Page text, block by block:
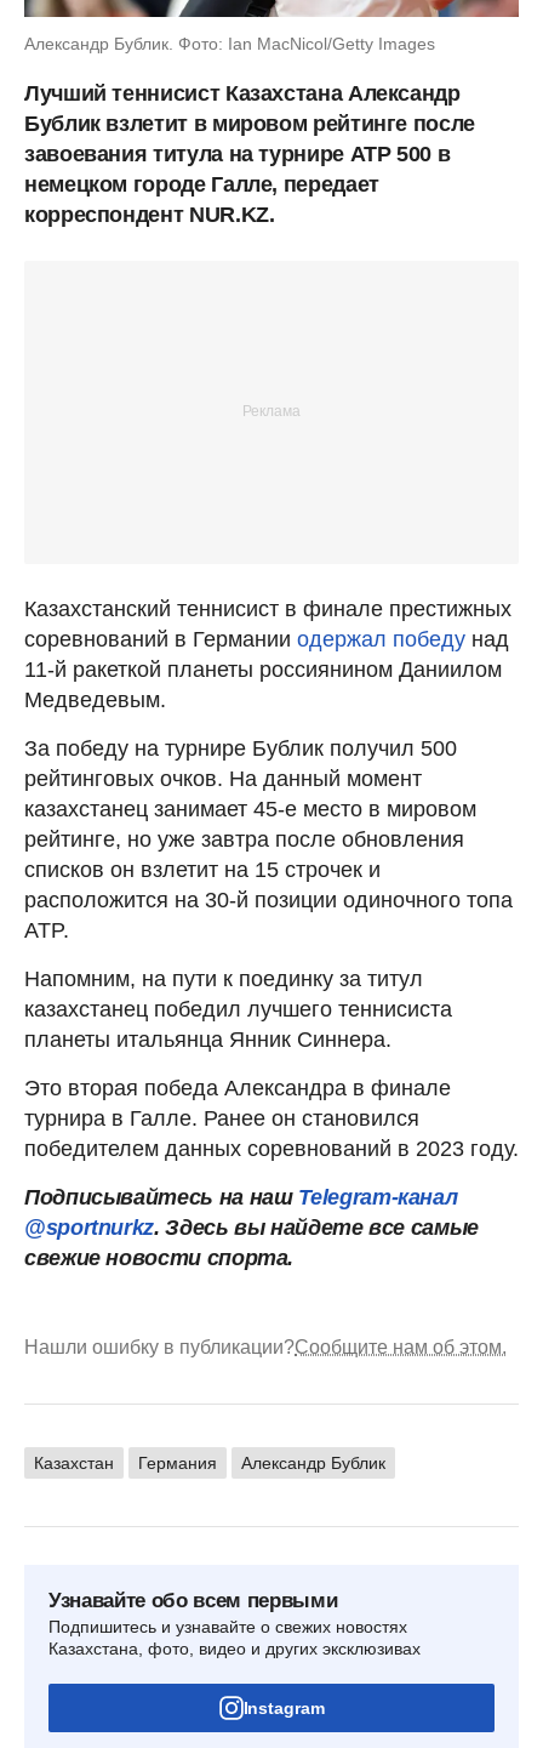
Александр Бублик. Фото: Ian MacNicol/Getty Images
Лучший теннисист Казахстана Александр
Бублик взлетит в мировом рейтинге после
завоевания титула на турнире ATP 500 в
немецком городе Галле, передает
корреспондент NUR.KZ.
Казахстанский теннисист в финале престижных
соревнований в Германии одержал победу над
11-й ракеткой планеты россиянином Даниилом
Медведевым.
За победу на турнире Бублик получил 500
рейтинговых очков. На данный момент
казахстанец занимает 45-е место в мировом
рейтинге, но уже завтра после обновления
списков он взлетит на 15 строчек и
расположится на 30-й позиции одиночного топа
ATP.
Напомним, на пути к поединку за титул
казахстанец победил лучшего теннисиста
планеты итальянца Янник Синнера.
Это вторая победа Александра в финале
турнира в Галле. Ранее он становился
победителем данных соревнований в 2023 году.
Подписывайтесь на наш Telegram-канал
@sportnurkz. Здесь вы найдете все самые
свежие новости спорта.
Нашли ошибку в публикации?Сообщите нам об этом.
Казахстан Германия Александр Бублик
Узнавайте обо всем первыми
Подпишитесь и узнавайте о свежих новостях
Казахстана, фото, видео и других эксклюзивах
Instagram